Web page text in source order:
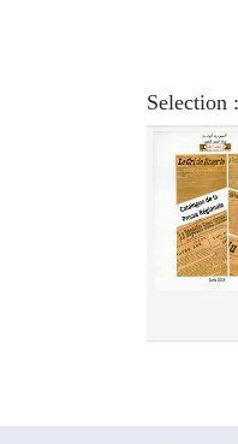
Selection